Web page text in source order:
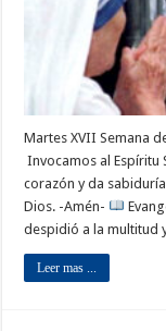
Martes XVII Semana
Invocamos al Espíritu
corazón y da
Dios. -Amén-
despidió a la multitud
Leer mas ...